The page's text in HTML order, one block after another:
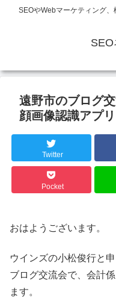
SEOやWebマーケティング、
SEO
遠野市のブログ
顔画像認識アプ
Twitter
Pocket
おはようございます。
ウインズの小松俊行と
ブログ交流会で、会計
ます。